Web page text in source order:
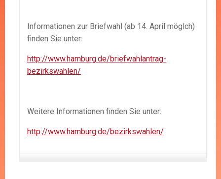
Informationen zur Briefwahl (ab 14. April möglch)
finden Sie unter:
http://www.hamburg.de/briefwahlantrag-
bezirkswahlen/
Weitere Informationen finden Sie unter:
http://www.hamburg.de/bezirkswahlen/